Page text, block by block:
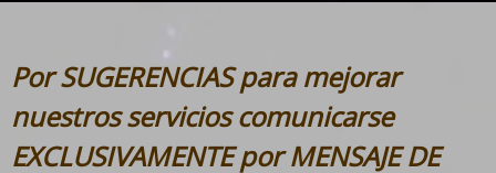
Por SUGERENCIAS para mejorar
nuestros servicios comunicarse
EXCLUSIVAMENTE por MENSAJE DE